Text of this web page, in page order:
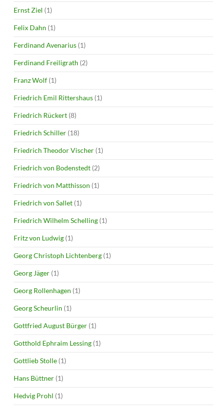
Ernst Ziel (1)
Felix Dahn (1)
Ferdinand Avenarius (1)
Ferdinand Freiligrath (2)
Franz Wolf (1)
Friedrich Emil Rittershaus (1)
Friedrich Rückert (8)
Friedrich Schiller (18)
Friedrich Theodor Vischer (1)
Friedrich von Bodenstedt (2)
Friedrich von Matthisson (1)
Friedrich von Sallet (1)
Friedrich Wilhelm Schelling (1)
Fritz von Ludwig (1)
Georg Christoph Lichtenberg (1)
Georg Jäger (1)
Georg Rollenhagen (1)
Georg Scheurlin (1)
Gottfried August Bürger (1)
Gotthold Ephraim Lessing (1)
Gottlieb Stolle (1)
Hans Büttner (1)
Hedvig Prohl (1)